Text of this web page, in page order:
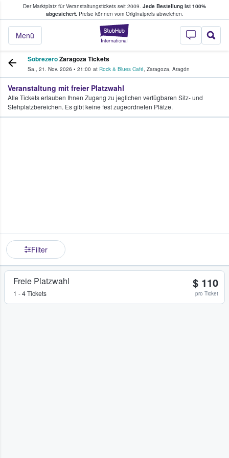
Der Marktplatz für Veranstaltungstickets seit 2009. Jede Bestellung ist 100%
abgesichert.Preise können vom Originalpreis abweichen.
StubHub - Wo
Menü
Tickets kaufen & verkaufen
SobrezeroZaragoza Tickets
Sa., 21. Nov. 2026 • 21:00 at Rock & Blues Café, Zaragoza, Aragón
Veranstaltung mit freier Platzwahl
Alle Tickets erlauben Ihnen Zugang zu jeglichen verfügbaren Sitz- und
Stehplatzbereichen. Es gibt keine fest zugeordneten Plätze.
Filter
Freie Platzwahl
1 - 4 Tickets
$ 110
pro Ticket